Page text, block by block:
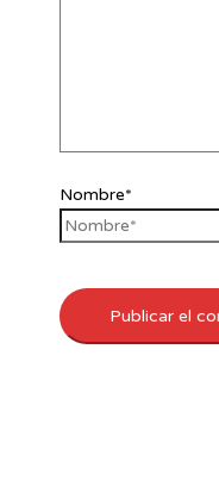
Nombre*